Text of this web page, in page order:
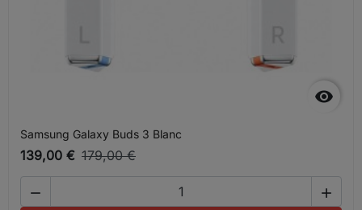

Samsung Galaxy Buds 3 Blanc
139,00 € 179,00 €
 